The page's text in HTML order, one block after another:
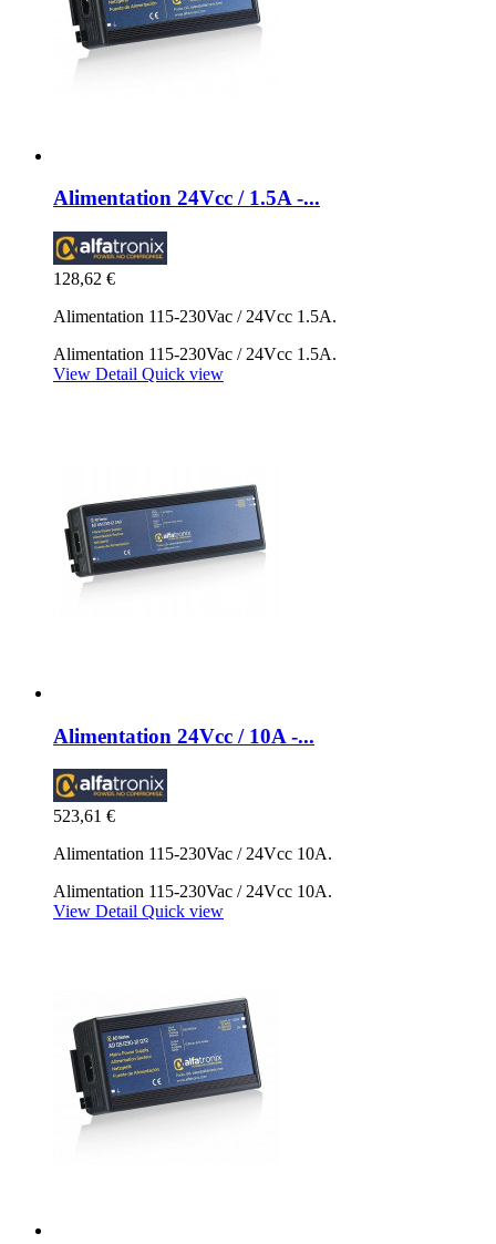
Alimentation 24Vcc / 1.5A -...
128,62 €
Alimentation 115-230Vac / 24Vcc 1.5A.
Alimentation 115-230Vac / 24Vcc 1.5A.
View Detail Quick view
Alimentation 24Vcc / 10A -...
523,61 €
Alimentation 115-230Vac / 24Vcc 10A.
Alimentation 115-230Vac / 24Vcc 10A.
View Detail Quick view